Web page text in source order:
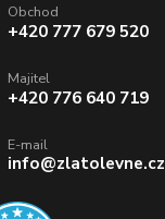
Obchod
+420 777 679 520
Majitel
+420 776 640 719
E-mail
info@zlatolevne.cz